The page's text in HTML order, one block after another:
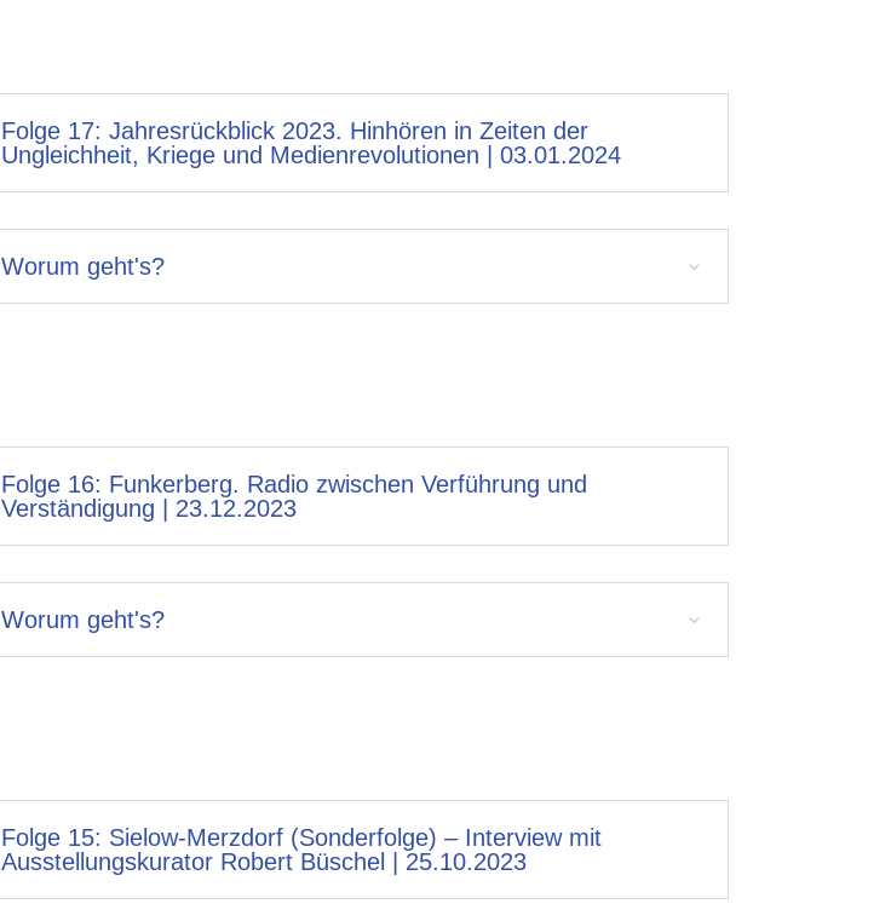
Folge 17: Jahresrückblick 2023. Hinhören in Zeiten der
Ungleichheit, Kriege und Medienrevolutionen | 03.01.2024
Worum geht's?
Folge 16: Funkerberg. Radio zwischen Verführung und
Verständigung | 23.12.2023
Worum geht's?
Folge 15: Sielow-Merzdorf (Sonderfolge) – Interview mit
Ausstellungskurator Robert Büschel | 25.10.2023